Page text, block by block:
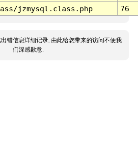
jzmysql.class.php 76
错信息详细记录, 由此给您带来的访问不便我
们深感歉意.